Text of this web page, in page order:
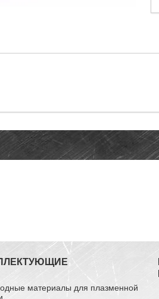
материалы для плазменной